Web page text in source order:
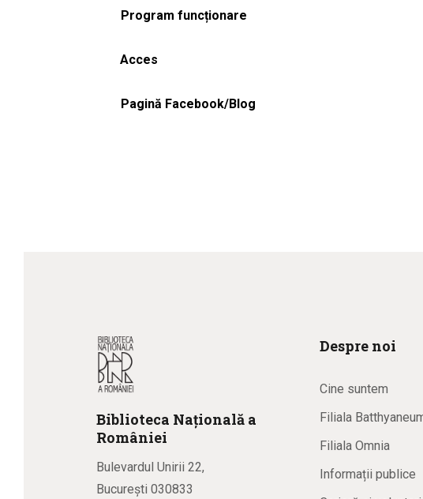
Program funcționare
Acces
Pagină Facebook/Blog
Biblioteca Națională a
României
Bulevardul Unirii 22,
București 030833
Despre noi
Cine suntem
Filiala
Filiala Omnia
Informații publice